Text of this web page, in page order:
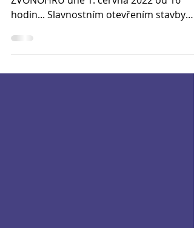
Srdečně zveme na slavnost pro
ZVONOHRU dne 1. června 2022 od 16
hodin... Slavnostním otevřením stavby